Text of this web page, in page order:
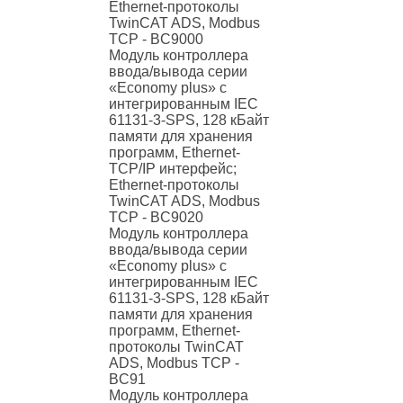
Ethernet-протоколы
TwinCAT ADS, Modbus
TCP - BC9000
Модуль контроллера
ввода/вывода серии
«Economy plus» с
интегрированным IEC
61131-3-SPS, 128 кБайт
памяти для хранения
программ, Ethernet-
TCP/IP интерфейс;
Ethernet-протоколы
TwinCAT ADS, Modbus
TCP - BC9020
Модуль контроллера
ввода/вывода серии
«Economy plus» с
интегрированным IEC
61131-3-SPS, 128 кБайт
памяти для хранения
программ, Ethernet-
протоколы TwinCAT
ADS, Modbus TCP -
BC91
Модуль контроллера